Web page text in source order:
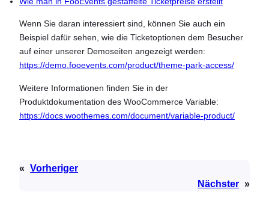
Wenn Sie daran interessiert sind, können Sie auch ein
Beispiel dafür sehen, wie die Ticketoptionen dem Besucher
auf einer unserer Demoseiten angezeigt werden:
https://demo.fooevents.com/product/theme-park-access/
Weitere Informationen finden Sie in der
Produktdokumentation des WooCommerce Variable:
https://docs.woothemes.com/document/variable-product/
« Vorheriger
Nächster »